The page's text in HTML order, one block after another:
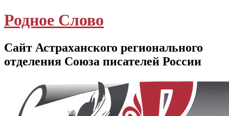
Родное Слово
Сайт Астраханского регионального
отделения Союза писателей России